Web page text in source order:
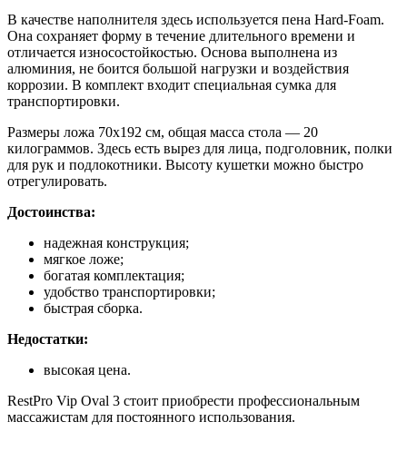
В качестве наполнителя здесь используется пена Hard-Foam.
Она сохраняет форму в течение длительного времени и
отличается износостойкостью. Основа выполнена из
алюминия, не боится большой нагрузки и воздействия
коррозии. В комплект входит специальная сумка для
транспортировки.
Размеры ложа 70х192 см, общая масса стола — 20
килограммов. Здесь есть вырез для лица, подголовник, полки
для рук и подлокотники. Высоту кушетки можно быстро
отрегулировать.
Достоинства:
надежная конструкция;
мягкое ложе;
богатая комплектация;
удобство транспортировки;
быстрая сборка.
Недостатки:
высокая цена.
RestPro Vip Oval 3 стоит приобрести профессиональным
массажистам для постоянного использования.